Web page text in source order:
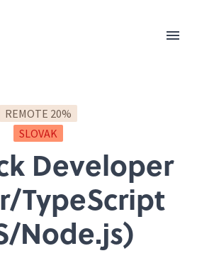
REMOTE 20%
SLOVAK
Developer
TypeScript
Node.js)